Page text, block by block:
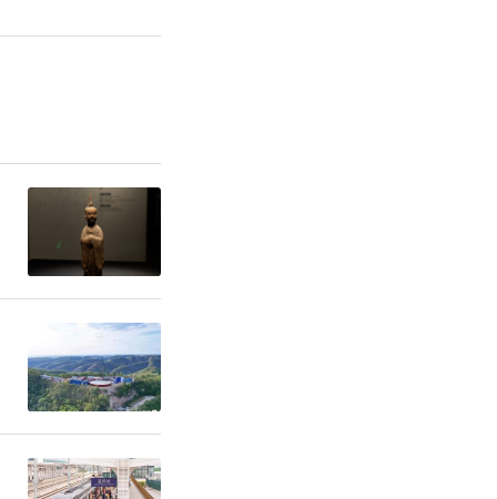
旅游消
1月21
（以下
2次西
从西安
岭站。